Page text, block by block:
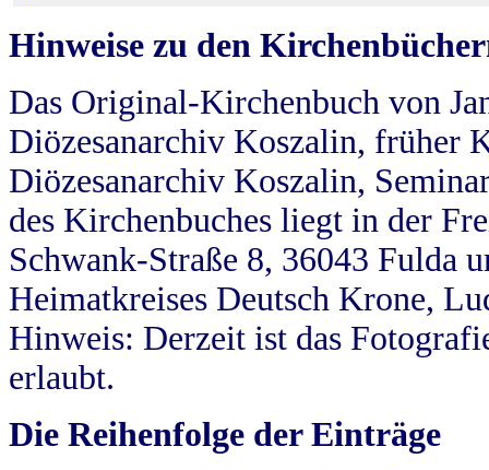
Hinweise zu den
Das Original-Kirchenbuch von
Diözesanarchiv Koszalin, früher
Diözesanarchiv Koszalin,
des Kirchenbuches liegt in der
Schwank-Straße 8, 36043 Fulda
Heimatkreises Deutsch Krone,
Hinweis: Derzeit ist das
erlaubt.
Die Reihenfolge der Einträge